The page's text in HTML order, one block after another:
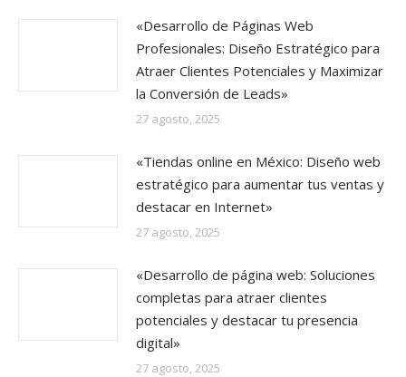
«Desarrollo de Páginas Web
Profesionales: Diseño Estratégico para
Atraer Clientes Potenciales y Maximizar
la Conversión de Leads»
27 agosto, 2025
«Tiendas online en México: Diseño web
estratégico para aumentar tus ventas y
destacar en Internet»
27 agosto, 2025
«Desarrollo de página web: Soluciones
completas para atraer clientes
potenciales y destacar tu presencia
digital»
27 agosto, 2025